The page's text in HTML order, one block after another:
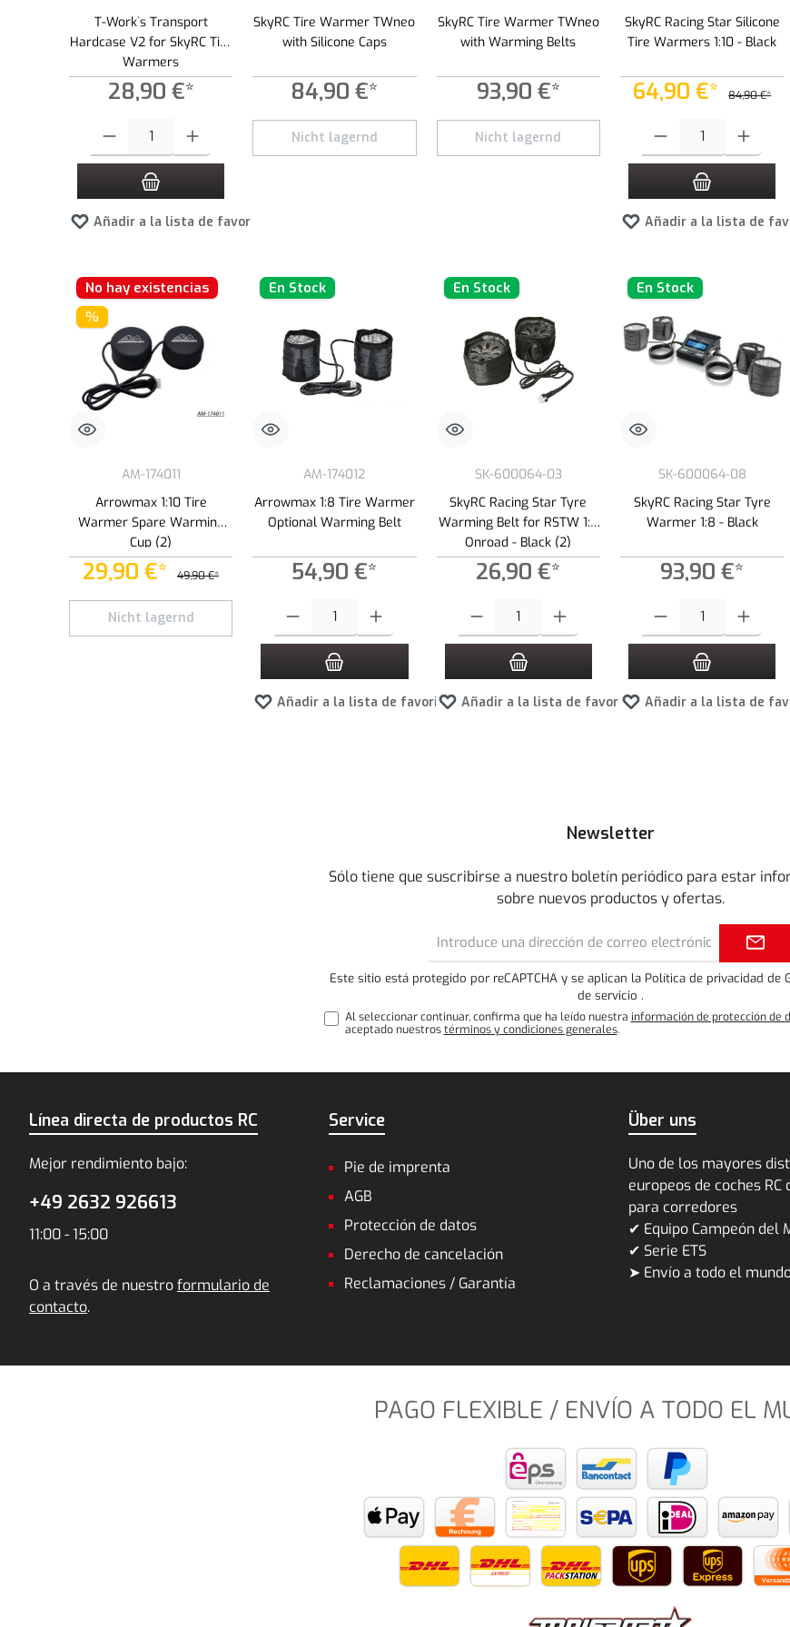
T-Work`s Transport
Hardcase V2 for SkyRC Tire
Warmers
28,90 €*
Cantidad del producto: introduce la cantidad deseada o usa los botones para aumentar o disminuir la cantidad.
Añadir a la lista de favoritos
SkyRC Tire Warmer TWneo
with Silicone Caps
84,90 €*
Nicht lagernd
SkyRC Tire Warmer TWneo
with Warming Belts
93,90 €*
Nicht lagernd
SkyRC Racing Star Silicone
Tire Warmers 1:10 - Black
64,90 €* 84,90 €*
Añadir a la lista de
No hay existencias
%
AM-174011
Arrowmax 1:10 Tire
Warmer Spare Warming
Cup (2)
29,90 €* 49,90 €*
Nicht lagernd
En Stock
AM-174012
Arrowmax 1:8 Tire Warmer
Optional Warming Belt
54,90 €*
Cantidad del producto: introduce la cantidad deseada o usa los botones para aumentar o disminuir la
Añadir a la lista de favoritos
En Stock
SK-600064-03
SkyRC Racing Star Tyre
Warming Belt for RSTW 1:8
Onroad - Black (2)
26,90 €*
Cantidad del producto: introduce la cantidad deseada o usa los
Añadir a la lista de favoritos
En Stock
SK-600064-08
SkyRC Racing Star Tyre
Warmer 1:8 - Black
93,90 €*
Cantidad del producto:
Añadir a la lista de
Newsletter
Sólo tiene que suscribirse a nuestro boletín periódico para estar
sobre nuevos productos y ofertas.
de
electrónico*
Este sitio está protegido por reCAPTCHA y se aplican la Política de privacidad de
de servicio .
Al seleccionar continuar, confirma que ha leído nuestra información de protección de
aceptado nuestrostérminos y condiciones generales.
Línea directa de productos RC
Mejor rendimiento bajo:
+49 2632 926613
11:00 - 15:00
O a través de nuestroformulario de
contacto.
Service
Pie de imprenta
AGB
Protección de datos
Derecho de cancelación
Reclamaciones / Garantía
Über uns
Uno de los mayores
europeos de coches
para corredores
✔ Equipo Campeón del
✔ Serie ETS
➤ Envío a todo el
PAGO FLEXIBLE / ENVÍO A TODO EL